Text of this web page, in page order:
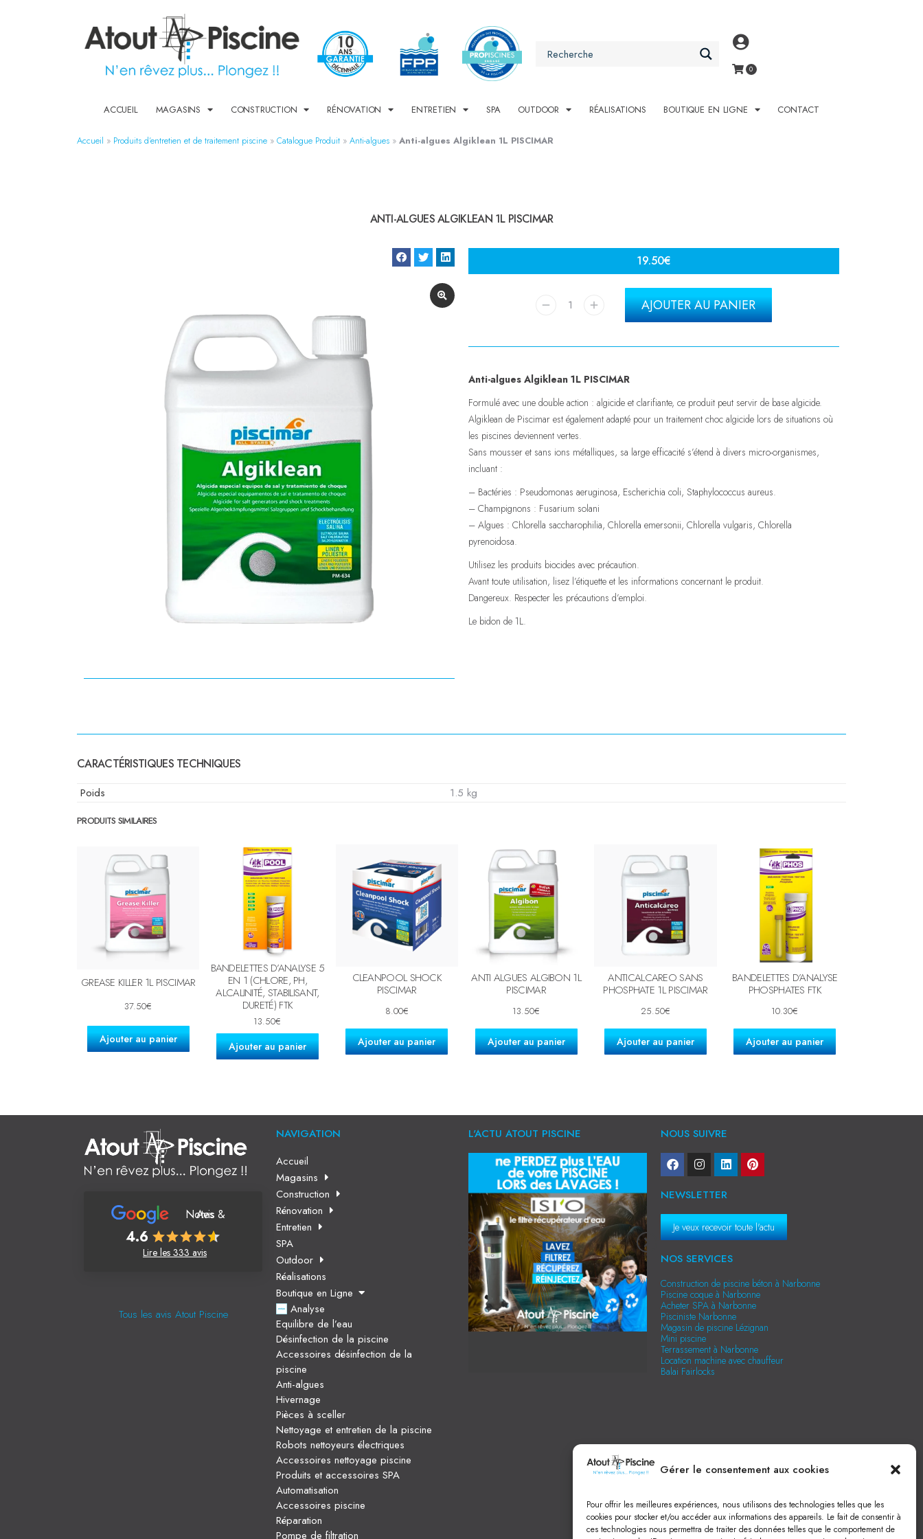
Gérer le consentement aux cookies
Pour offrir les meilleures expériences, nous utilisons des technologies telles que les
cookies pour stocker et/ou accéder aux informations des appareils. Le fait de consentir à
ces technologies nous permettra de traiter des données telles que le comportement de
ACCUEIL MAGASINS CONSTRUCTION RÉNOVATION ENTRETIEN SPA OUTDOOR RÉALISATIONS BOUTIQUE EN LIGNE CONTACT
Accueil » Produits d’entretien et de traitement piscine​ » Catalogue Produit » Anti-algues » Anti-algues Algiklean 1L PISCIMAR
ANTI-ALGUES ALGIKLEAN 1L PISCIMAR
19.50€
AJOUTER AU PANIER
Anti-algues Algiklean 1L PISCIMAR
Formulé avec une double action : algicide et clarifiante, ce produit peut servir de base algicide.
Algiklean de Piscimar est également adapté pour un traitement choc algicide lors de situations où
les piscines deviennent vertes.
Sans mousser et sans ions métalliques, sa large efficacité s’étend à divers micro-organismes,
incluant :
– Bactéries : Pseudomonas aeruginosa, Escherichia coli, Staphylococcus aureus.
– Champignons : Fusarium solani
– Algues : Chlorella saccharophilia, Chlorella emersonii, Chlorella vulgaris, Chlorella
pyrenoidosa.
Utilisez les produits biocides avec précaution.
Avant toute utilisation, lisez l’étiquette et les informations concernant le produit.
Dangereux. Respecter les précautions d’emploi.
Le bidon de 1L.
CARACTÉRISTIQUES TECHNIQUES
Poids 1.5 kg
PRODUITS SIMILAIRES
GREASE KILLER 1L PISCIMAR
37.50€
Ajouter au panier
BANDELETTES D’ANALYSE 5
EN 1 (CHLORE, PH,
ALCALINITÉ, STABILISANT,
DURETÉ) FTK
13.50€
Ajouter au panier
CLEANPOOL SHOCK
PISCIMAR
8.00€
Ajouter au panier
ANTI ALGUES ALGIBON 1L
PISCIMAR
13.50€
Ajouter au panier
ANTICALCAREO SANS
PHOSPHATE 1L PISCIMAR
25.50€
Ajouter au panier
BANDELETTES D’ANALYSE
PHOSPHATES FTK
10.30€
Ajouter au panier
Notes & Avis
4.6
Lire les 333 avis
Tous les avis Atout Piscine
NAVIGATION
Accueil
Magasins
Construction
Rénovation
Entretien
SPA
Outdoor
Réalisations
Boutique en Ligne
Analyse
Equilibre de l’eau
Désinfection de la piscine
Accessoires désinfection de la
piscine
Anti-algues
Hivernage
Pièces à sceller
Nettoyage et entretien de la piscine
Robots nettoyeurs électriques
Accessoires nettoyage piscine
Produits et accessoires SPA
Automatisation
Accessoires piscine
Réparation
Pompe de filtration
L'ACTU ATOUT PISCINE NOUS SUIVRE
NEWSLETTER
Je veux recevoir toute l'actu
NOS SERVICES
Construction de piscine béton à Narbonne
Piscine coque à Narbonne
Acheter SPA à Narbonne
Pisciniste Narbonne
Magasin de piscine Lézignan
Mini piscine
Terrassement à Narbonne
Location machine avec chauffeur
Balai Fairlocks